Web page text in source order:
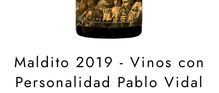
Maldito 2019 - Vinos con
Personalidad Pablo Vidal